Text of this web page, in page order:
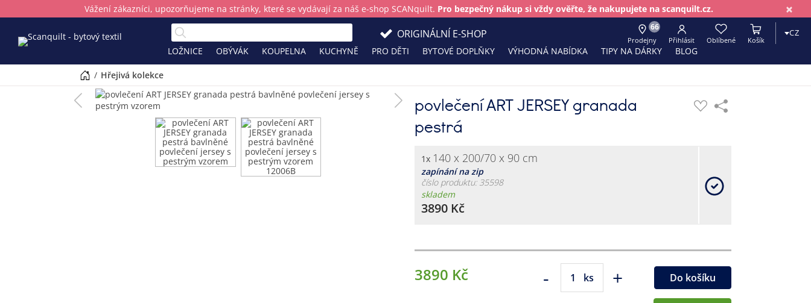
×
Vážení zákazníci, upozorňujeme na stránky, které se vydávají za náš e-shop SCANquilt. Pro bezpečný nákup si vždy ověřte, že nakupujete na scanquilt.cz.
LOŽNICE OBÝVÁK KOUPELNA KUCHYNĚ PRO DĚTI BYTOVÉ DOPLŇKY VÝHODNÁ NABÍDKA TIPY NA DÁRKY BLOG
66
Prodejny Přihlásit Oblíbené Košík
CZ
ORIGINÁLNÍ E-SHOP
/ hřejivá kolekce
povlečení ART JERSEY granada
pestrá
1x 140 x 200/70 x 90 cm
zapínání na zip
číslo produktu: 35598
skladem
3890 Kč
3890 Kč - ks + Do košíku